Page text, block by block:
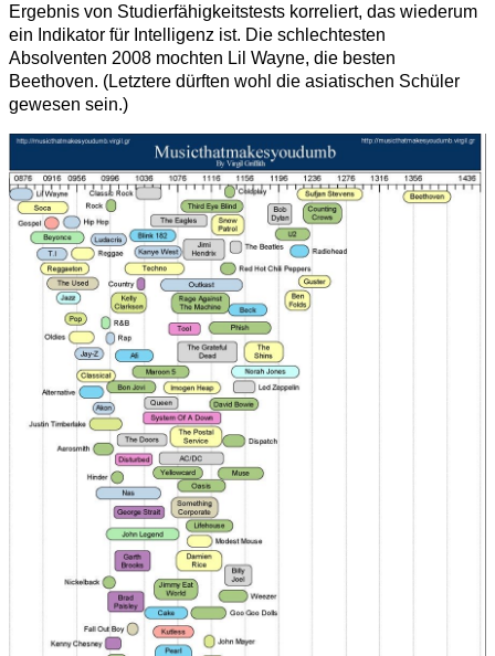
Ergebnis von Studierfähigkeitstests korreliert, das wiederum
ein Indikator für Intelligenz ist. Die schlechtesten
Absolventen 2008 mochten Lil Wayne, die besten
Beethoven. (Letztere dürften wohl die asiatischen Schüler
gewesen sein.)